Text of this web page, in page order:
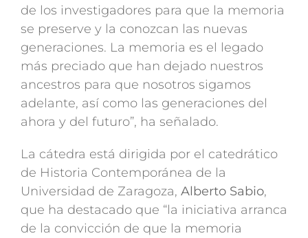
de los investigadores para que la memoria
se preserve y la conozcan las nuevas
generaciones. La memoria es el legado
más preciado que han dejado nuestros
ancestros para que nosotros sigamos
adelante, así como las generaciones del
ahora y del futuro”, ha señalado.
La cátedra está dirigida por el catedrático
de Historia Contemporánea de la
Universidad de Zaragoza, Alberto Sabio,
que ha destacado que “la iniciativa arranca
de la convicción de que la memoria